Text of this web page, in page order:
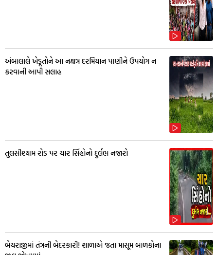
અંબાલાલે ખેડૂતોને આ નક્ષત્ર દરમિયાન પાણીને ઉપયોગ ન
કરવાની આપી સલાહ
તુલસીશ્યામ રોડ પર ચાર સિંહોનો દુર્લભ નજારો
બેચરાજીમાં તંત્રની બેદરકારી! શાળાએ જતા માસૂમ બાળકોના